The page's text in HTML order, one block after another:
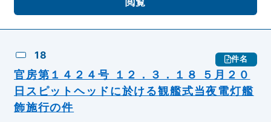
18 件名
官房第１４２４号 １２．３．１８ ５月２０
日スピットヘッドに於ける観艦式当夜電灯艦
飾施行の件